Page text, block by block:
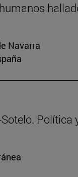
Navarra
Política